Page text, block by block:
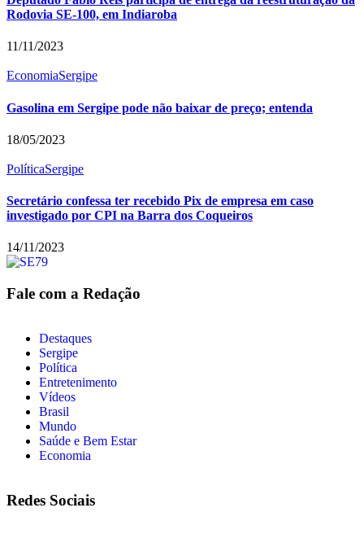
Rodovia SE-100, em Indiaroba
11/11/2023
EconomiaSergipe
Gasolina em Sergipe pode não baixar de preço; entenda
18/05/2023
PolíticaSergipe
Secretário confessa ter recebido Pix de empresa em caso
investigado por CPI na Barra dos Coqueiros
14/11/2023
Redes Sociais
Fale com a Redação
Destaques
Sergipe
Política
Entretenimento
Vídeos
Brasil
Mundo
Saúde e Bem Estar
Economia